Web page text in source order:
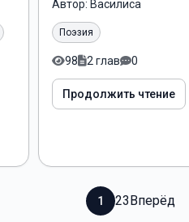
Автор: Василиса
Поэзия
98 2 глав 0
Продолжить чтение
1 23 Вперёд